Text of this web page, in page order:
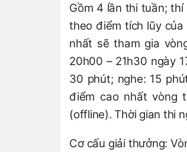
Gồm 4 lần thi tuần;
theo điểm tích lũy
nhất sẽ tham gia
20h00 – 21h30 ngày
30 phút; nghe: 15
điểm cao nhất vòng
(offline). Thời gian thi
Cơ cấu giải thưởng: